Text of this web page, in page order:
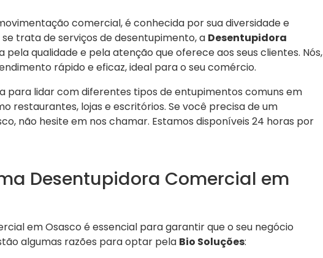
comercial, é conhecida por sua diversidade e
trata de serviços de desentupimento, a Desentupidora
pela qualidade e pela atenção que oferece aos seus clientes. Nós,
rápido e eficaz, ideal para o seu comércio.
para lidar com diferentes tipos de entupimentos comuns em
restaurantes, lojas e escritórios. Se você precisa de um
não hesite em nos chamar. Estamos disponíveis 24 horas por
Desentupidora Comercial em
em Osasco é essencial para garantir que o seu negócio
algumas razões para optar pela Bio Soluções: